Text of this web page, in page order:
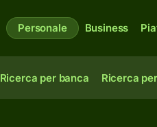
Personale Business
Ricerca per banca Ricerca